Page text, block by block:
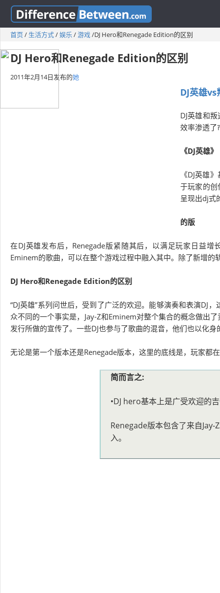
首页/ 生活方式/娱乐 /游戏/DJ Hero和Renegade Edition的区别
DJ Hero和Renegade Edition的区别
2011年2月14日发布的她
DJ英雄
DJ英雄和
效率渗透了
《DJ英雄》
《DJ英雄
于玩家的创
呈现出dj式
的版
在DJ英雄发布后，Renegade版紧随其后，以满足玩家日益
Eminem的歌曲，可以在整个游戏过程中融入其中。除了新增
DJ Hero和Renegade Edition的区别
“DJ英雄”系列问世后，受到了广泛的欢迎。能够演奏和表演DJ
众不同的一个事实是，Jay-Z和Eminem对整个集合的概念做出
发行所做的宣传了。一些DJ也参与了歌曲的混音，他们也以化身
无论是第一个版本还是Renegade版本，这里的底线是，玩家都
简而言之:
•DJ hero基本上是广受欢迎的
Renegade版本包含了来自
入。